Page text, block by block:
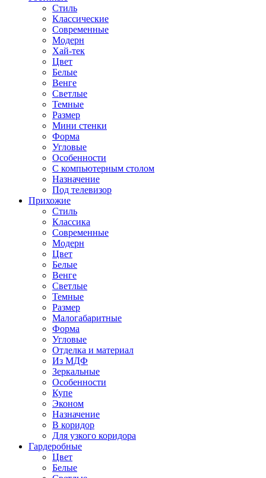
Стиль
Классические
Современные
Модерн
Хай-тек
Цвет
Белые
Венге
Светлые
Темные
Размер
Мини стенки
Форма
Угловые
Особенности
С компьютерным столом
Назначение
Под телевизор
Прихожие
Стиль
Классика
Современные
Модерн
Цвет
Белые
Венге
Светлые
Темные
Размер
Малогабаритные
Форма
Угловые
Отделка и материал
Из МДФ
Зеркальные
Особенности
Купе
Эконом
Назначение
В коридор
Для узкого коридора
Гардеробные
Цвет
Белые